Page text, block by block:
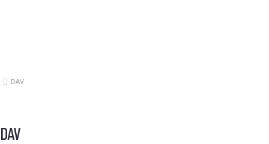
Estás aquí:
DAV
DAV